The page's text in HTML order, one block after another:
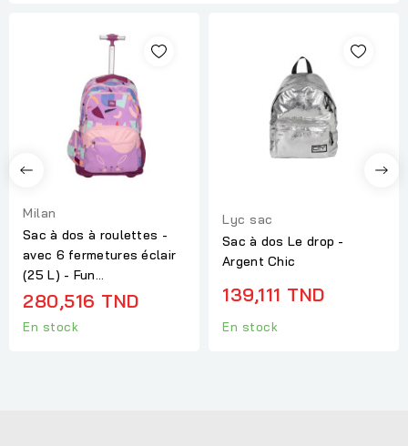
Milan
Sac à dos à roulettes -
avec 6 fermetures éclair
(25 L) - Fun...
280,516 TND
En stock
Lyc sac
Sac à dos Le drop -
Argent Chic
139,111 TND
En stock